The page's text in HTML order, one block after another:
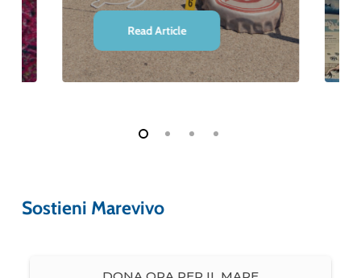
Read Article
Sostieni Marevivo